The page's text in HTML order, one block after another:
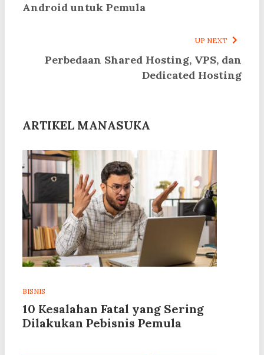
Android untuk Pemula
UP NEXT
Perbedaan Shared Hosting, VPS, dan
Dedicated Hosting
ARTIKEL MANASUKA
BISNIS
10 Kesalahan Fatal yang Sering
Dilakukan Pebisnis Pemula